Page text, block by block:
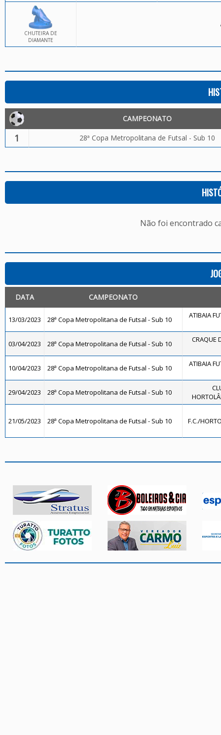
CHUTEIRA DE
DIAMANTE
CAMPEONATO
1 28ª Copa Metropolitana de Futsal - Sub 10
Não foi encontrado
DATA CAMPEONATO
13/03/2023 28ª Copa Metropolitana de Futsal - Sub 10 ATIBAIA
03/04/2023 28ª Copa Metropolitana de Futsal - Sub 10 CRAQUE
10/04/2023 28ª Copa Metropolitana de Futsal - Sub 10 ATIBAIA
29/04/2023 28ª Copa Metropolitana de Futsal - Sub 10
21/05/2023 28ª Copa Metropolitana de Futsal - Sub 10 F.C./